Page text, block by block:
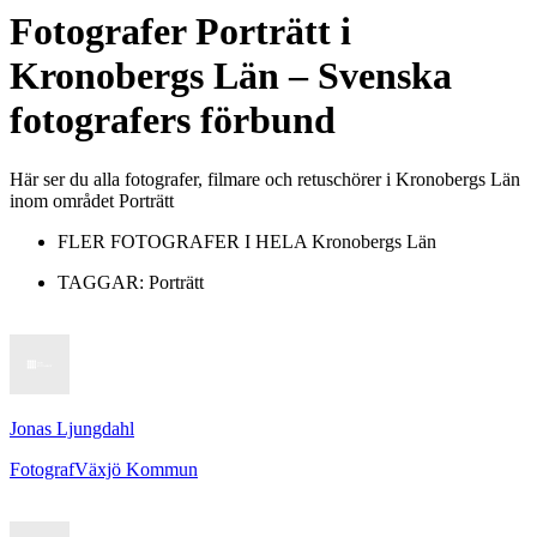
FotograferPorträtt i
Kronobergs Län– Svenska
fotografers förbund
Här ser du alla fotografer, filmare och retuschörer i Kronobergs Län
inom området Porträtt
FLER FOTOGRAFER I HELA Kronobergs Län
TAGGAR: Porträtt
Jonas Ljungdahl
FotografVäxjö Kommun